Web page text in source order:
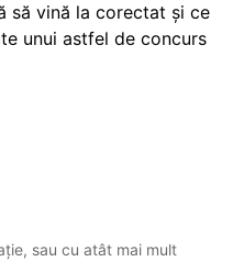
să vină la corectat și ce
unui astfel de concurs
sau cu atât mai mult